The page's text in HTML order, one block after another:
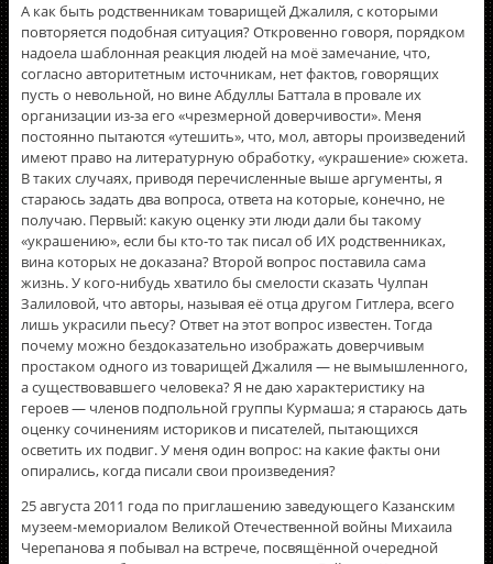
А как быть родственникам товарищей Джалиля, с которыми
повторяется подобная ситуация? Откровенно говоря, порядком
надоела шаблонная реакция людей на моё замечание, что,
согласно авторитетным источникам, нет фактов, говорящих
пусть о невольной, но вине Абдуллы Баттала в провале их
организации из-за его «чрезмерной доверчивости». Меня
постоянно пытаются «утешить», что, мол, авторы произведений
имеют право на литературную обработку, «украшение» сюжета.
В таких случаях, приводя перечисленные выше аргументы, я
стараюсь задать два вопроса, ответа на которые, конечно, не
получаю. Первый: какую оценку эти люди дали бы такому
«украшению», если бы кто-то так писал об ИХ родственниках,
вина которых не доказана? Второй вопрос поставила сама
жизнь. У кого-нибудь хватило бы смелости сказать Чулпан
Залиловой, что авторы, называя её отца другом Гитлера, всего
лишь украсили пьесу? Ответ на этот вопрос известен. Тогда
почему можно бездоказательно изображать доверчивым
простаком одного из товарищей Джалиля — не вымышленного,
а существовавшего человека? Я не даю характеристику на
героев — членов подпольной группы Курмаша; я стараюсь дать
оценку сочинениям историков и писателей, пытающихся
осветить их подвиг. У меня один вопрос: на какие факты они
опирались, когда писали свои произведения?
25 августа 2011 года по приглашению заведующего Казанским
музеем-мемориалом Великой Отечественной войны Михаила
Черепанова я побывал на встрече, посвящённой очередной